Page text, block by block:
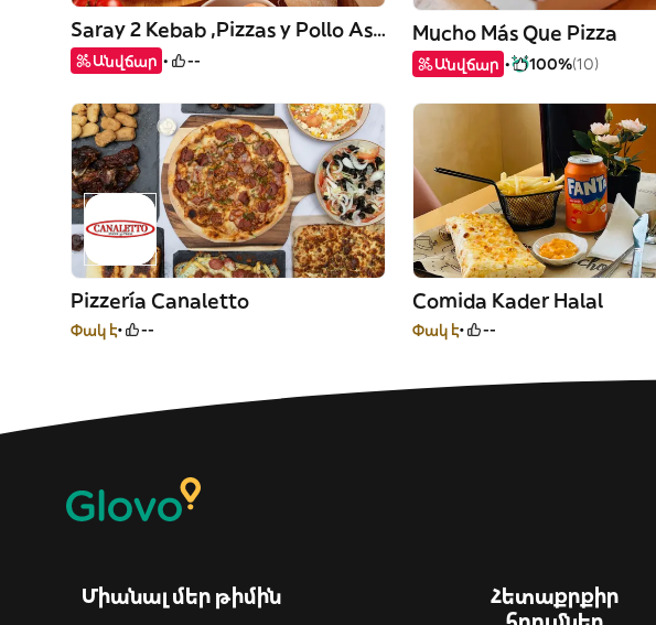
Saray 2 Kebab ,Pizzas y Pollo Asado
Անվճար --
Mucho Más Que Pizza
Անվճար 100%(10)
Pizzería Canaletto
Փակ է --
Comida Kader Halal
Փակ է --
Միանալ մեր թիմին
Հետաքրքիր